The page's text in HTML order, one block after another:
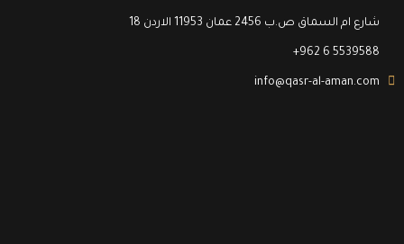
18 شارع ام السماق ص.ب 2456 عمان 11953 الاردن
+962 6 5539588
info@qasr-al-aman.com